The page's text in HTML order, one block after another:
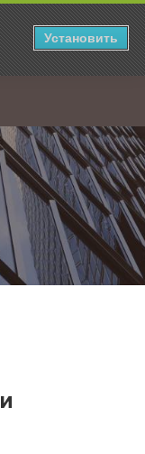
Установить
в майские праздники